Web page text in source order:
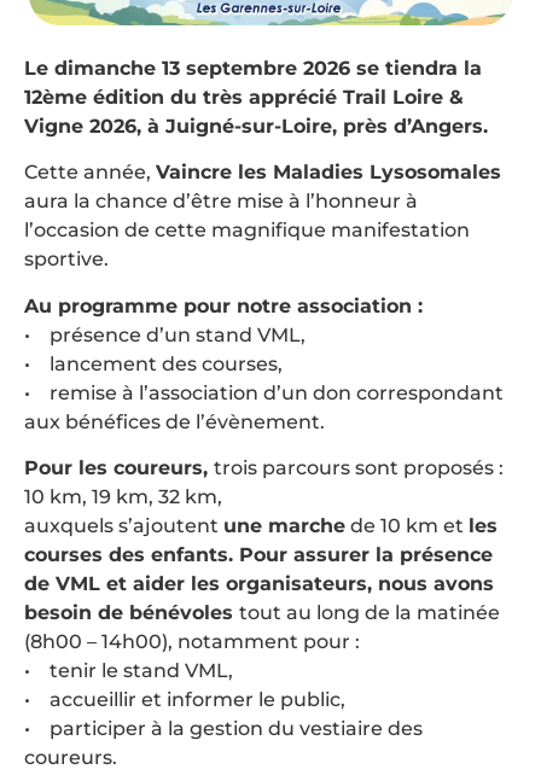
Le dimanche 13 septembre 2026 se tiendra la
12ème édition du très apprécié Trail Loire &
Vigne 2026, à Juigné-sur-Loire, près d’Angers.
Cette année, Vaincre les Maladies Lysosomales
aura la chance d’être mise à l’honneur à
l’occasion de cette magnifique manifestation
sportive.
Au programme pour notre association :
• présence d’un stand VML,
• lancement des courses,
• remise à l’association d’un don correspondant
aux bénéfices de l’évènement.
Pour les coureurs, trois parcours sont proposés :
10 km, 19 km, 32 km,
auxquels s’ajoutent une marche de 10 km et les
courses des enfants. Pour assurer la présence
de VML et aider les organisateurs, nous avons
besoin de bénévoles tout au long de la matinée
(8h00 – 14h00), notamment pour :
• tenir le stand VML,
• accueillir et informer le public,
• participer à la gestion du vestiaire des
coureurs.